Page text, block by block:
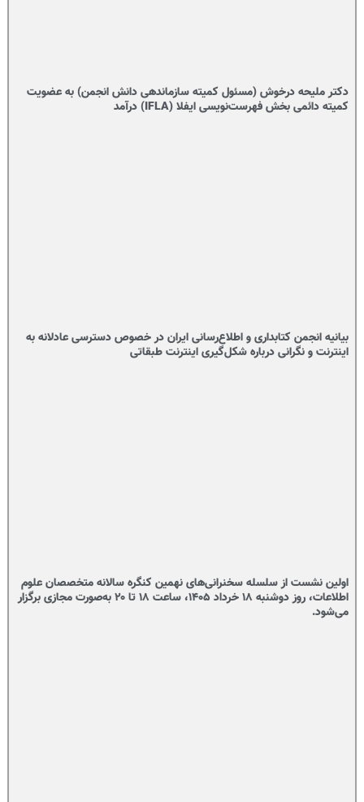
دکتر ملیحه درخوش (مسئول کمیته سازماندهی دانش انجمن) به عضویت
کمیته دائمی بخش فهرست‌نویسی ایفلا (IFLA) درآمد
بیانیه انجمن کتابداری و اطلاع‌رسانی ایران در خصوص دسترسی عادلانه به
اینترنت و نگرانی درباره شکل‌گیری اینترنت طبقاتی
اولین نشست از سلسله سخنرانی‌های نهمین کنگره سالانه متخصصان علوم
اطلاعات، روز دوشنبه ۱۸ خرداد ۱۴۰۵، ساعت ۱۸ تا ۲۰ به‌صورت مجازی برگزار
می‌شود.